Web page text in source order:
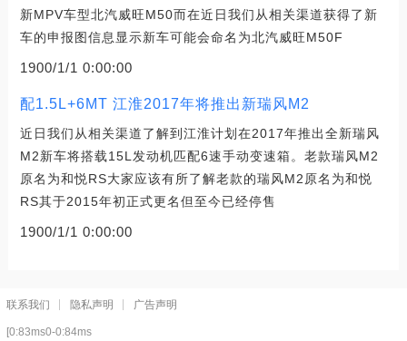
新MPV车型北汽威旺M50而在近日我们从相关渠道获得了新
车的申报图信息显示新车可能会命名为北汽威旺M50F
1900/1/1 0:00:00
配1.5L+6MT 江淮2017年将推出新瑞风M2
近日我们从相关渠道了解到江淮计划在2017年推出全新瑞风
M2新车将搭载15L发动机匹配6速手动变速箱。老款瑞风M2
原名为和悦RS大家应该有所了解老款的瑞风M2原名为和悦
RS其于2015年初正式更名但至今已经停售
1900/1/1 0:00:00
联系我们 隐私声明 广告声明
[0:83ms0-0:84ms